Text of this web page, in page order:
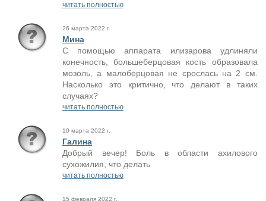
читать полностью
26 марта 2022 г.
Мина
С помощью аппарата илизарова удлиняли
конечность, большеберцовая кость образовала
мозоль, а малоберцовая не срослась на 2 см.
Насколько это критично, что делают в таких
случаях?
читать полностью
10 марта 2022 г.
Галина
Добрый вечер! Боль в области ахилового
сухожилия, что делать
читать полностью
15 февраля 2022 г.